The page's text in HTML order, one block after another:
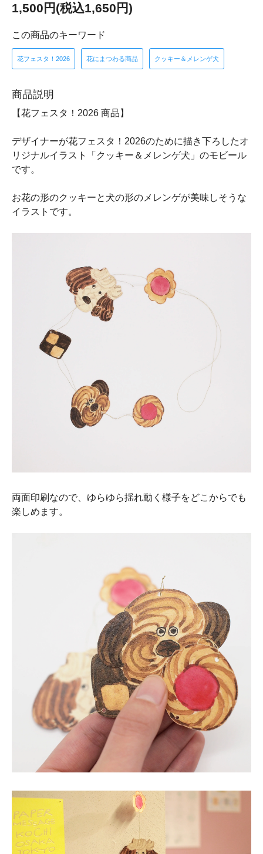
1,500円(税込1,650円)
この商品のキーワード
花フェスタ！2026 花にまつわる商品 クッキー＆メレンゲ犬
商品説明
【花フェスタ！2026 商品】
デザイナーが花フェスタ！2026のために描き下ろしたオ
リジナルイラスト「クッキー＆メレンゲ犬」のモビール
です。
お花の形のクッキーと犬の形のメレンゲが美味しそうな
イラストです。
両面印刷なので、ゆらゆら揺れ動く様子をどこからでも
楽しめます。